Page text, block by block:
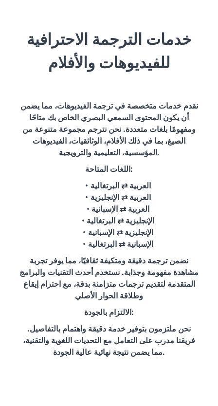
خدمات الترجمة الاحترافية
للفيديوهات والأفلام
نقدم خدمات متخصصة في ترجمة الفيديوهات، مما يضمن
أن يكون المحتوى السمعي البصري الخاص بك متاحًا
ومفهومًا بلغات متعددة. نحن نترجم مجموعة متنوعة من
الصيغ، بما في ذلك الأفلام، الوثائقيات، الفيديوهات
المؤسسية، التعليمية والترويجية.
اللغات المتاحة:
العربية ⇄ البرتغالية
العربية ⇄ الإنجليزية
العربية ⇄ الإسبانية
الإنجليزية ⇄ البرتغالية
الإنجليزية ⇄ الإسبانية
الإسبانية ⇄ البرتغالية
نضمن ترجمة دقيقة ومتكيفة ثقافيًا، مما يوفر تجربة
مشاهدة مفهومة وجذابة. نستخدم أحدث التقنيات والبرامج
المتقدمة لتقديم ترجمات متزامنة بدقة، مع احترام إيقاع
وطلاقة الحوار الأصلي
الالتزام بالجودة:
نحن ملتزمون بتوفير خدمة دقيقة واهتمام بالتفاصيل.
فريقنا مدرب على التعامل مع التحديات اللغوية والتقنية،
مما يضمن نتيجة نهائية عالية الجودة.